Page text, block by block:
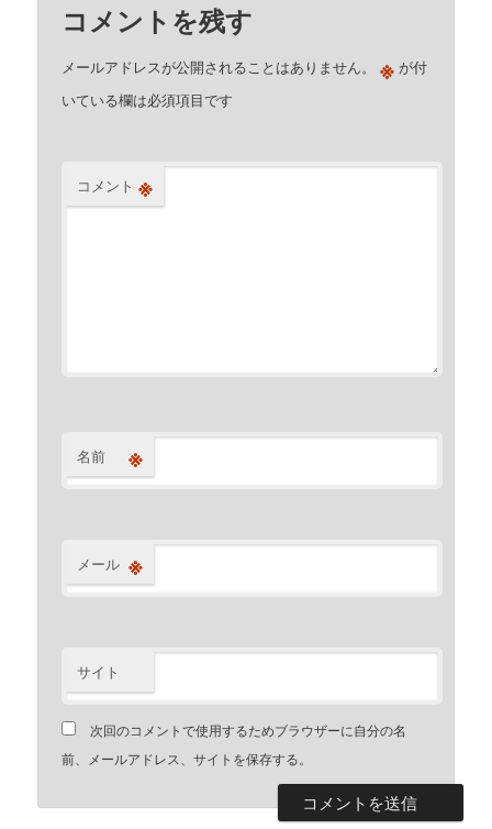
コメントを残す
メールアドレスが公開されることはありません。 ※ が付
いている欄は必須項目です
コメント ※
名前 ※
メール ※
サイト
次回のコメントで使用するためブラウザーに自分の名
前、メールアドレス、サイトを保存する。